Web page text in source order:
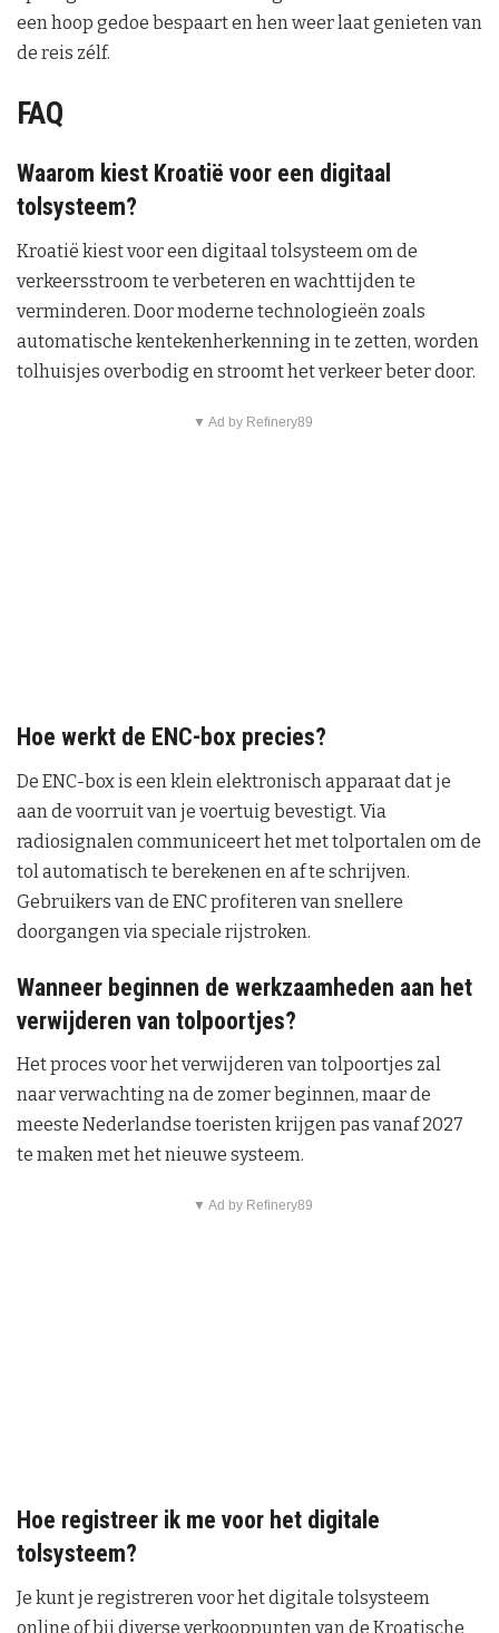
een hoop gedoe bespaart en hen weer laat genieten van
de reis zélf.
FAQ
Waarom kiest Kroatië voor een digitaal
tolsysteem?
Kroatië kiest voor een digitaal tolsysteem om de
verkeersstroom te verbeteren en wachttijden te
verminderen. Door moderne technologieën zoals
automatische kentekenherkenning in te zetten, worden
tolhuisjes overbodig en stroomt het verkeer beter door.
▼ Ad by Refinery89
Hoe werkt de ENC-box precies?
De ENC-box is een klein elektronisch apparaat dat je
aan de voorruit van je voertuig bevestigt. Via
radiosignalen communiceert het met tolportalen om de
tol automatisch te berekenen en af te schrijven.
Gebruikers van de ENC profiteren van snellere
doorgangen via speciale rijstroken.
Wanneer beginnen de werkzaamheden aan het
verwijderen van tolpoortjes?
Het proces voor het verwijderen van tolpoortjes zal
naar verwachting na de zomer beginnen, maar de
meeste Nederlandse toeristen krijgen pas vanaf 2027
te maken met het nieuwe systeem.
▼ Ad by Refinery89
Hoe registreer ik me voor het digitale
tolsysteem?
Je kunt je registreren voor het digitale tolsysteem
online of bij diverse verkooppunten van de Kroatische